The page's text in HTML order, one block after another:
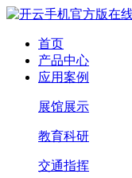
首页
产品中心
应用案例
展馆展示
教育科研
交通指挥